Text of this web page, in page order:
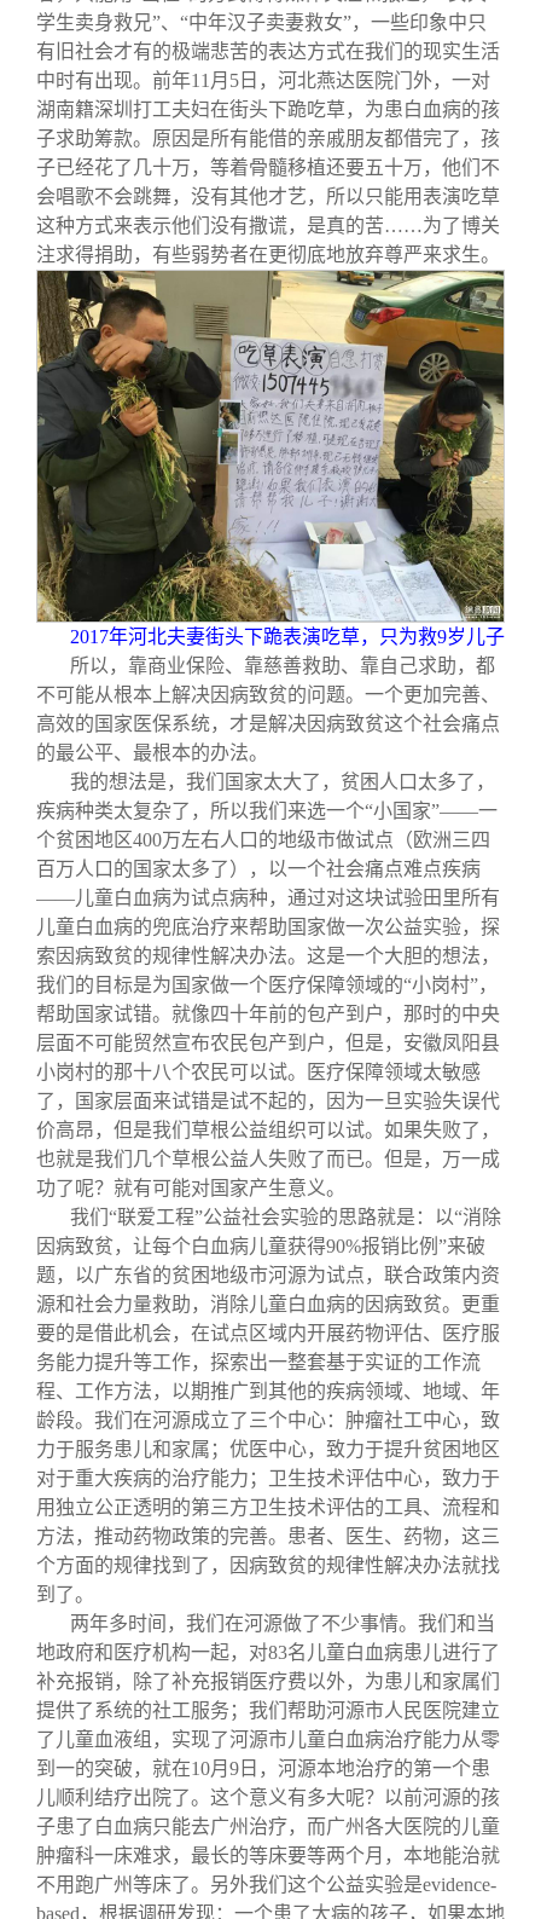
学生卖身救兄”、“中年汉子卖妻救女”，一些印象中只
有旧社会才有的极端悲苦的表达方式在我们的现实生活
中时有出现。前年11月5日，河北燕达医院门外，一对
湖南籍深圳打工夫妇在街头下跪吃草，为患白血病的孩
子求助筹款。原因是所有能借的亲戚朋友都借完了，孩
子已经花了几十万，等着骨髓移植还要五十万，他们不
会唱歌不会跳舞，没有其他才艺，所以只能用表演吃草
这种方式来表示他们没有撒谎，是真的苦……为了博关
注求得捐助，有些弱势者在更彻底地放弃尊严来求生。
2017年河北夫妻街头下跪表演吃草，只为救9岁儿子
所以，靠商业保险、靠慈善救助、靠自己求助，都
不可能从根本上解决因病致贫的问题。一个更加完善、
高效的国家医保系统，才是解决因病致贫这个社会痛点
的最公平、最根本的办法。
我的想法是，我们国家太大了，贫困人口太多了，
疾病种类太复杂了，所以我们来选一个“小国家”——一
个贫困地区400万左右人口的地级市做试点（欧洲三四
百万人口的国家太多了），以一个社会痛点难点疾病
——儿童白血病为试点病种，通过对这块试验田里所有
儿童白血病的兜底治疗来帮助国家做一次公益实验，探
索因病致贫的规律性解决办法。这是一个大胆的想法，
我们的目标是为国家做一个医疗保障领域的“小岗村”，
帮助国家试错。就像四十年前的包产到户，那时的中央
层面不可能贸然宣布农民包产到户，但是，安徽凤阳县
小岗村的那十八个农民可以试。医疗保障领域太敏感
了，国家层面来试错是试不起的，因为一旦实验失误代
价高昂，但是我们草根公益组织可以试。如果失败了，
也就是我们几个草根公益人失败了而已。但是，万一成
功了呢？就有可能对国家产生意义。
我们“联爱工程”公益社会实验的思路就是：以“消除
因病致贫，让每个白血病儿童获得90%报销比例”来破
题，以广东省的贫困地级市河源为试点，联合政策内资
源和社会力量救助，消除儿童白血病的因病致贫。更重
要的是借此机会，在试点区域内开展药物评估、医疗服
务能力提升等工作，探索出一整套基于实证的工作流
程、工作方法，以期推广到其他的疾病领域、地域、年
龄段。我们在河源成立了三个中心：肿瘤社工中心，致
力于服务患儿和家属；优医中心，致力于提升贫困地区
对于重大疾病的治疗能力；卫生技术评估中心，致力于
用独立公正透明的第三方卫生技术评估的工具、流程和
方法，推动药物政策的完善。患者、医生、药物，这三
个方面的规律找到了，因病致贫的规律性解决办法就找
到了。
两年多时间，我们在河源做了不少事情。我们和当
地政府和医疗机构一起，对83名儿童白血病患儿进行了
补充报销，除了补充报销医疗费以外，为患儿和家属们
提供了系统的社工服务；我们帮助河源市人民医院建立
了儿童血液组，实现了河源市儿童白血病治疗能力从零
到一的突破，就在10月9日，河源本地治疗的第一个患
儿顺利结疗出院了。这个意义有多大呢？以前河源的孩
子患了白血病只能去广州治疗，而广州各大医院的儿童
肿瘤科一床难求，最长的等床要等两个月，本地能治就
不用跑广州等床了。另外我们这个公益实验是evidence-
based，根据调研发现：一个患了大病的孩子，如果本地